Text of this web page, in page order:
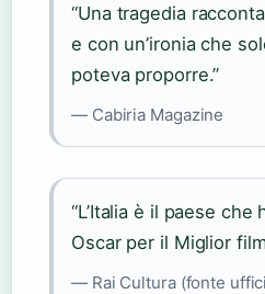
“Una tragedia
e con un’ironia che
poteva proporre.”
— Cabiria Magazine
“L’Italia è il paese che
Oscar per il Miglior
— Rai Cultura (fonte